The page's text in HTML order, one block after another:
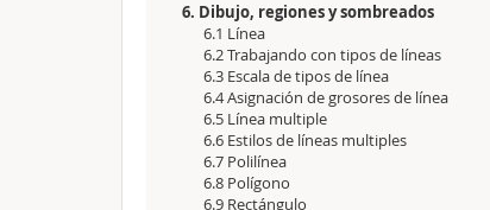
6. Dibujo, regiones y sombreados
6.1 Línea
6.2 Trabajando con tipos de líneas
6.3 Escala de tipos de línea
6.4 Asignación de grosores de línea
6.5 Línea multiple
6.6 Estilos de líneas multiples
6.7 Polilínea
6.8 Polígono
6.9 Rectángulo